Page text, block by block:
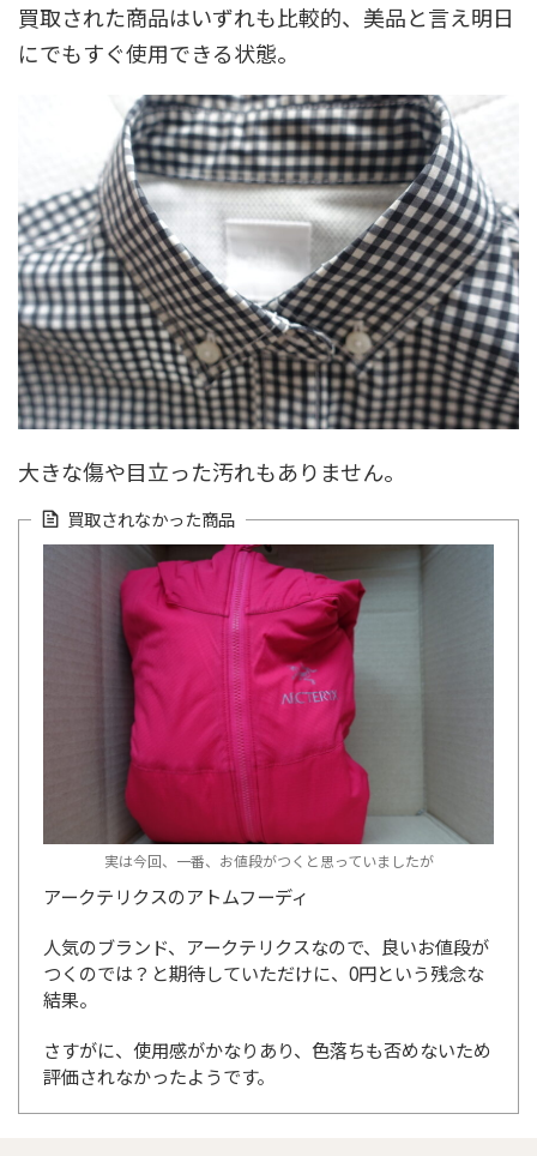
買取された商品はいずれも比較的、美品と言え明日
にでもすぐ使用できる状態。
大きな傷や目立った汚れもありません。
買取されなかった商品
実は今回、一番、お値段がつくと思っていましたが
アークテリクスのアトムフーディ
人気のブランド、アークテリクスなので、良いお値段が
つくのでは？と期待していただけに、0円という残念な
結果。
さすがに、使用感がかなりあり、色落ちも否めないため
評価されなかったようです。